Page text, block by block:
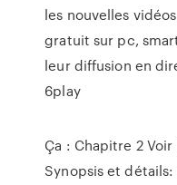
les nouvelles
gratuit sur pc,
leur diffusion en
6play
Ça : Chapitre 2
Synopsis et détails: